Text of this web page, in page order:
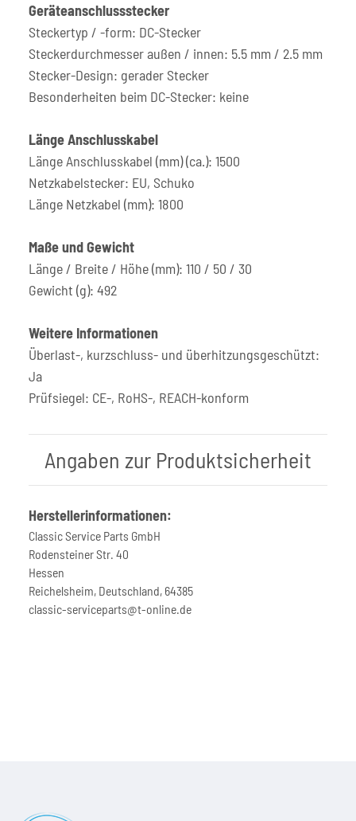
Geräteanschlussstecker
Steckertyp / -form: DC-Stecker
Steckerdurchmesser außen / innen: 5.5 mm / 2.5 mm
Stecker-Design: gerader Stecker
Besonderheiten beim DC-Stecker: keine
Länge Anschlusskabel
Länge Anschlusskabel (mm) (ca.): 1500
Netzkabelstecker: EU, Schuko
Länge Netzkabel (mm): 1800
Maße und Gewicht
Länge / Breite / Höhe (mm): 110 / 50 / 30
Gewicht (g): 492
Weitere Informationen
Überlast-, kurzschluss- und überhitzungsgeschützt:
Ja
Prüfsiegel: CE-, RoHS-, REACH-konform
Angaben zur Produktsicherheit
Herstellerinformationen:
Classic Service Parts GmbH
Rodensteiner Str. 40
Hessen
Reichelsheim, Deutschland, 64385
classic-serviceparts@t-online.de